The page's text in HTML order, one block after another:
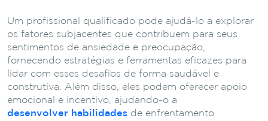
Um profissional qualificado pode ajudá-lo a explorar
os fatores subjacentes que contribuem para seus
sentimentos de ansiedade e preocupação,
fornecendo estratégias e ferramentas eficazes para
lidar com esses desafios de forma saudável e
construtiva. Além disso, eles podem oferecer apoio
emocional e incentivo, ajudando-o a
desenvolver habilidades de enfrentamento